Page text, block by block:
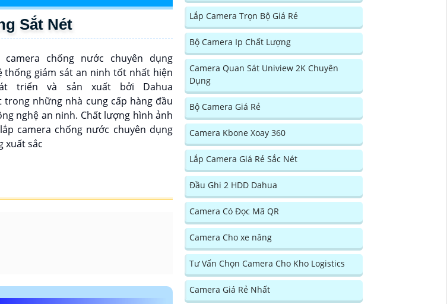
Sắt Nét
chống nước chuyên dụng
thống giám sát an ninh tốt nhất hiện
triển và sản xuất bởi Dahua
trong những nhà cung cấp hàng đầu
nghệ an ninh. Chất lượng hình ảnh
camera chống nước chuyên dụng
xuất sắc
Lắp Camera Trọn Bộ Giá Rẻ
Bộ Camera Ip Chất Lượng
Camera Quan Sát Uniview 2K Chuyên
Dụng
Bộ Camera Giá Rẻ
Camera Kbone Xoay 360
Lắp Camera Giá Rẻ Sắc Nét
Đầu Ghi 2 HDD Dahua
Camera Có Đọc Mã QR
Camera Cho xe nâng
Tư Vấn Chọn Camera Cho Kho Logistics
Camera Giá Rẻ Nhất